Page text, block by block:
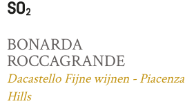
BONARDA
ROCCAGRANDE
Dacastello Fijne wijnen - Piacenza
Hills